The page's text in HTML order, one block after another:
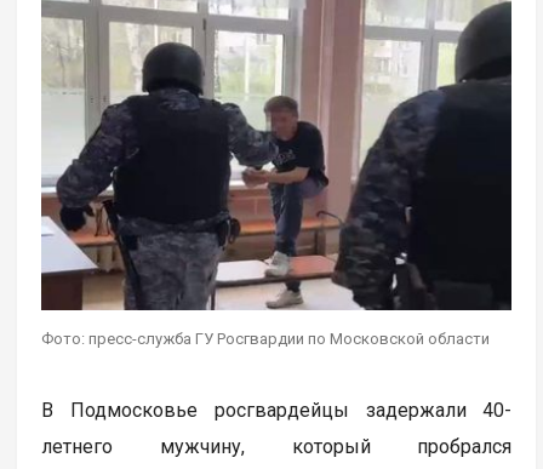
Фото: пресс-служба ГУ Росгвардии по Московской области
В Подмосковье росгвардейцы задержали 40-
летнего мужчину, который пробрался